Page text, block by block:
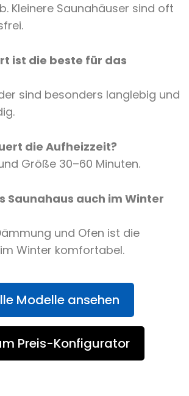
Kleinere Saunahäuser sind oft
ist die beste für das
sind besonders langlebig und
die Aufheizzeit?
Größe 30–60 Minuten.
Saunahaus auch im Winter
und Ofen ist die
Winter komfortabel.
Modelle ansehen
Preis-Konfigurator